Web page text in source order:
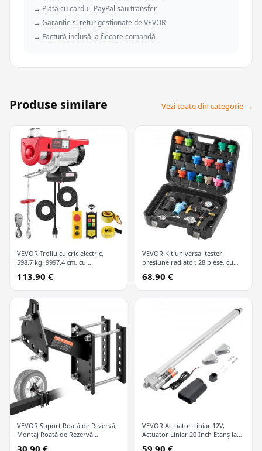
→ Plată cu cardul, PayPal sau transfer
→ Garanție și retur gestionate de VEVOR
→ Factură inclusă la fiecare comandă
Produse similare Vezi toate din categorie →
VEVOR Troliu cu cric electric,
598.7 kg, 9997.4 cm, cu
cu fir
113.90 €
VEVOR Kit universal tester
presiune radiator, 28 piese, cu
codificate după culori, kit vid
refill pentru sisteme de răcire
68.90 €
VEVOR Suport Roată de Rezervă,
Montaj Roată de Rezervă
30.90 €
VEVOR Actuator Liniar 12V,
Actuator Liniar 20 Inch Etanș la
59.90 €